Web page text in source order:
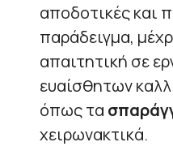
αποδοτικές και
παράδειγμα,
απαιτητική σε
ευαίσθητων
όπως τα
χειρωνακτικά.